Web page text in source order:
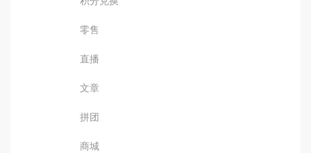
零售
直播
文章
拼团
商城